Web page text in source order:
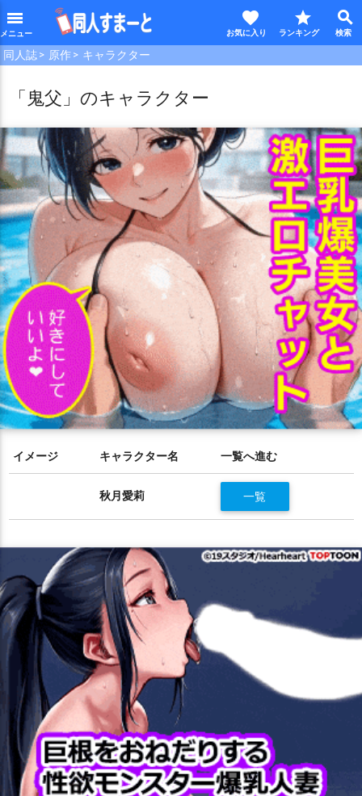
menu search
star
favorite
同人誌 原作 キャラクター
「鬼父」のキャラクター
イメージ キャラクター名 一覧へ進む
秋月愛莉 一覧